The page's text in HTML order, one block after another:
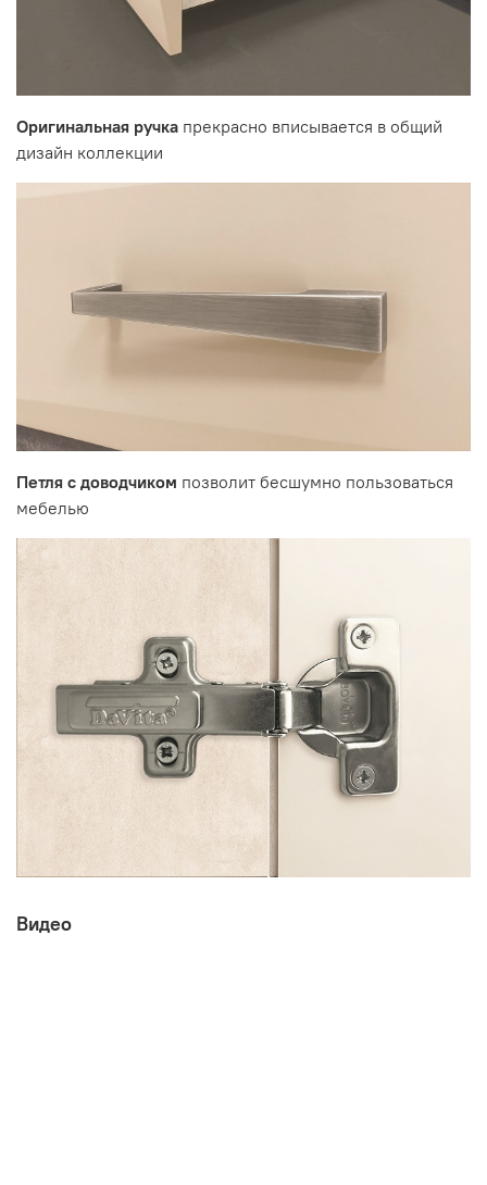
Оригинальная ручка прекрасно вписывается в общий
дизайн коллекции
Петля с доводчиком позволит бесшумно пользоваться
мебелью
Видео